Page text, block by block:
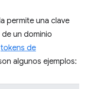
permite una clave
un dominio
tokens de
algunos ejemplos: